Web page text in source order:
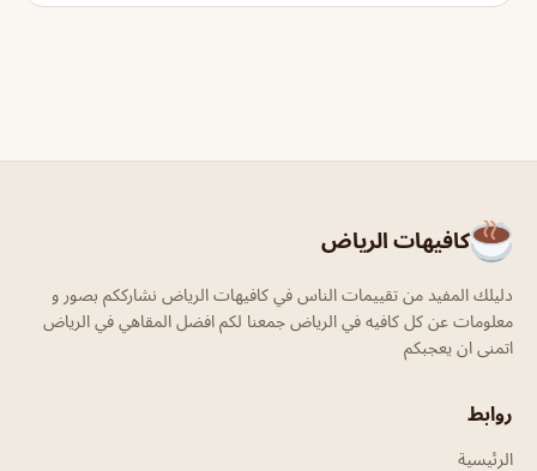
كافيهات الرياض
دليلك المفيد من تقييمات الناس في كافيهات الرياض نشارككم بصور و
معلومات عن كل كافيه في الرياض جمعنا لكم افضل المقاهي في الرياض
اتمنى ان يعجبكم
روابط
الرئيسية